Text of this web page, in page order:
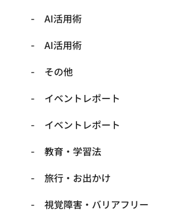
​AI活用術
​AI活用術
​その他
​イベントレポート
​イベントレポート
​教育・学習法
​旅行・お出かけ
​視覚障害・バリアフリー